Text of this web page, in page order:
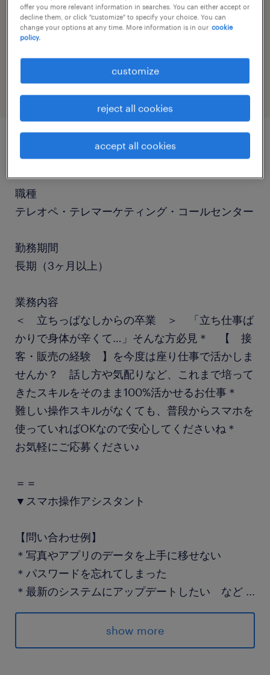
job details
職種
テレオペ・テレマーケティング・コールセンター
勤務期間
長期（3ヶ月以上）
業務内容
＜ 立ちっぱなしからの卒業 ＞ 「立ち仕事ば
かりで身体が辛くて…」そんな方必見＊ 【 接
客・販売の経験 】を今度は座り仕事で活かしま
せんか？ 話し方や気配りなど、これまで培って
きたスキルをそのまま100%活かせるお仕事＊
難しい操作スキルがなくても、普段からスマホを
使っていればOKなので安心してくださいね＊
お気軽にご応募ください♪
＝＝
▼スマホ操作アシスタント
【問い合わせ例】
＊写真やアプリのデータを上手に移せない
＊パスワードを忘れてしまった
＊最新のシステムにアップデートしたい など ...
＊1日25件（1件15分）程度
show more
offer you more relevant information in searches. You can either accept or
decline them, or click "customize" to specify your choice. You can
change your options at any time. More information is in our cookie
policy.
customize
reject all cookies
accept all cookies